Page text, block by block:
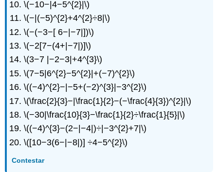
\(−10−|4−5^{2}|\)
\(−|(−5)^{2}+4^{2}÷8|\)
\(−(−3−[ 6−|−7|])\)
\(−2[7−(4+|−7|)]\)
\(3−7 |−2−3|+4^{3}\)
\(7−5|6^{2}−5^{2}|+(−7)^{2}\)
\((−4)^{2}−|−5+(−2)^{3}|−3^{2}\)
\(\frac{2}{3}−|\frac{1}{2}−(−\frac{4}{3})^{2}|\)
\(−30|\frac{10}{3}−\frac{1}{2}÷\frac{1}{5}|\)
\((−4)^{3}−(2−|−4|)÷|−3^{2}+7|\)
\([10−3(6−|−8|)] ÷4−5^{2}\)
Contestar